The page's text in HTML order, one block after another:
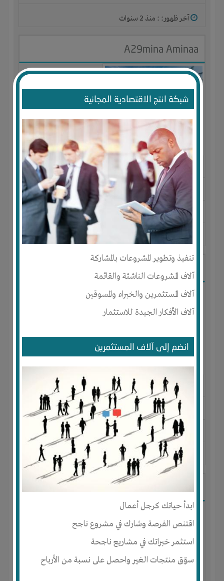
شبكة انتج الاقتصادية المجانية
تنفيذ وتطوير المشروعات بالمشاركة
آلاف المشروعات الناشئة والقائمة
آلاف المستثمرين والخبراء والمسوقين
آلاف الأفكار الجيدة للاستثمار
انضم إلى آلاف المستثمرين
ابدأ حياتك كرجل أعمال
اقتنص الفرصة وشارك في مشروع ناجح
استثمر خبراتك في مشاريع ناجحة
سوّق منتجات الغير واحصل على نسبة من الأرباح
آخر ظهور: : منذ 2 سنوات
A29mina Aminaa
الجنس : أنثى
لديـه : تسويق
المكان :الجزائر-مستغانم مزغران
آخر ظهور: : منذ 2 سنوات
الجنس : ذكر
لديـه : الوقت
المكان : الجزائر- قالمة-جبالة لخميسي
آخر ظهور: : منذ 2 سنوات